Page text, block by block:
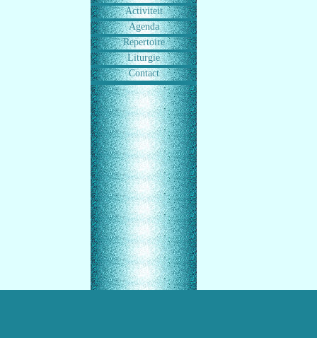
Activiteit
Agenda
Repertoire
Liturgie
Contact